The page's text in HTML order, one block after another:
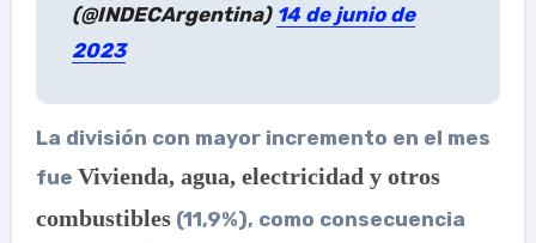
(@INDECArgentina) 14 de junio de
2023
La división con mayor incremento en el mes
fue Vivienda, agua, electricidad y otros
combustibles(11,9%), como consecuencia